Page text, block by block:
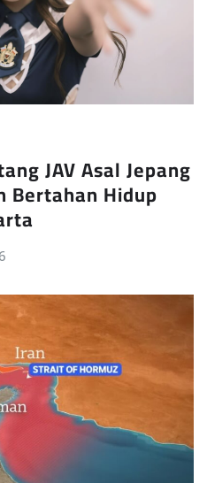
JAV Asal Jepang
Bertahan Hidup